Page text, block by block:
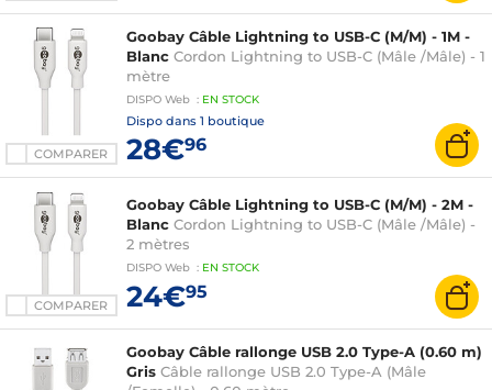
COMPARER
Goobay Câble Lightning to USB-C (M/M) - 1M -
Blanc Cordon Lightning to USB-C (Mâle /Mâle) - 1
mètre
DISPO Web : EN STOCK
Dispo dans 1 boutique
28€96
COMPARER
Goobay Câble Lightning to USB-C (M/M) - 2M -
Blanc Cordon Lightning to USB-C (Mâle /Mâle) -
2 mètres
DISPO Web : EN STOCK
24€95
Goobay Câble rallonge USB 2.0 Type-A (0.60 m)
Gris Câble rallonge USB 2.0 Type-A (Mâle